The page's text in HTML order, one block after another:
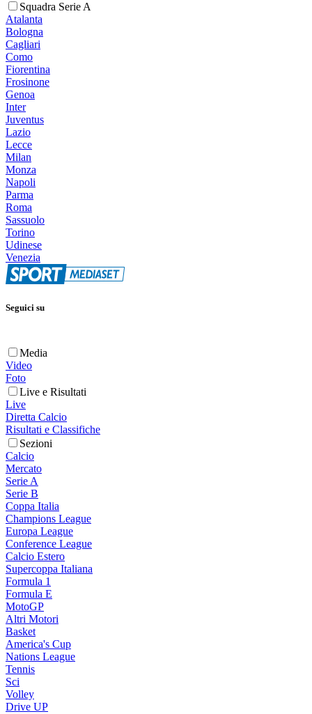
Squadra Serie A
Atalanta
Bologna
Cagliari
Como
Fiorentina
Frosinone
Genoa
Inter
Juventus
Lazio
Lecce
Milan
Monza
Napoli
Parma
Roma
Sassuolo
Torino
Udinese
Venezia
Seguici su
Media
Video
Foto
Live e Risultati
Live
Diretta Calcio
Risultati e Classifiche
Sezioni
Calcio
Mercato
Serie A
Serie B
Coppa Italia
Champions League
Europa League
Conference League
Calcio Estero
Supercoppa Italiana
Formula 1
Formula E
MotoGP
Altri Motori
Basket
America's Cup
Nations League
Tennis
Sci
Volley
Drive UP